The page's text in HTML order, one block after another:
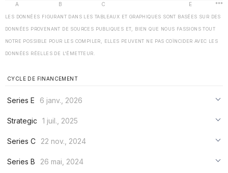
LES DONNÉES FIGURANT DANS LES TABLEAUX ET GRAPHIQUES SONT BASÉES SUR DES
DONNÉES PROVENANT DE SOURCES PUBLIQUES ET, BIEN QUE NOUS FASSIONS TOUT
NOTRE POSSIBLE POUR LES COMPILER, ELLES PEUVENT NE PAS COÏNCIDER AVEC LES
DONNÉES RÉELLES DE L'ÉMETTEUR.
CYCLE DE FINANCEMENT
Series E
6 janv., 2026
***
Strategic
1 juil., 2025
***
Series C
22 nov., 2024
***
Series B
26 mai, 2024